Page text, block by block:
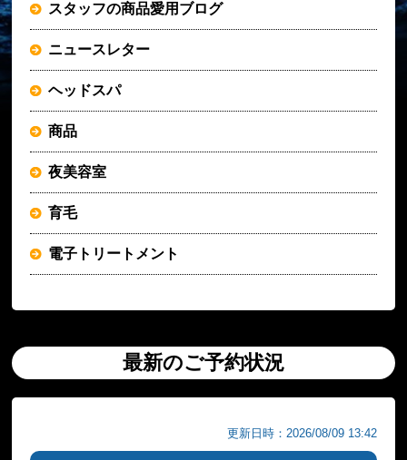
スタッフの商品愛用ブログ
ニュースレター
ヘッドスパ
商品
夜美容室
育毛
電子トリートメント
最新のご予約状況
更新日時：2026/08/09 13:42